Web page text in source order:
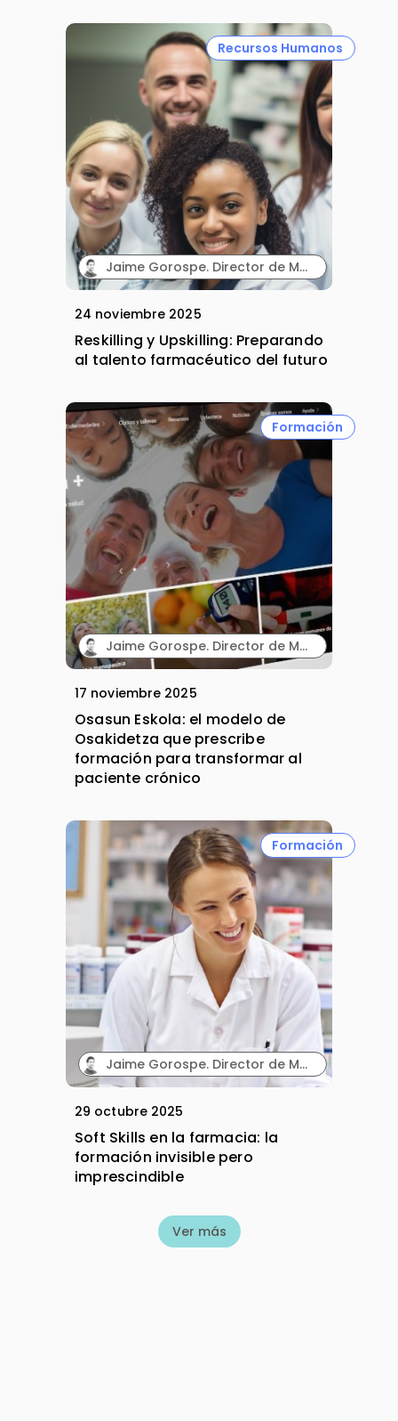
Recursos Humanos
Jaime Gorospe. Director de Marketing. Wetak.
24 noviembre 2025
Reskilling y Upskilling: Preparando
al talento farmacéutico del futuro
Formación
Jaime Gorospe. Director de Marketing. Wetak.
17 noviembre 2025
Osasun Eskola: el modelo de
Osakidetza que prescribe
formación para transformar al
paciente crónico
Formación
Jaime Gorospe. Director de Marketing. Wetak.
29 octubre 2025
Soft Skills en la farmacia: la
formación invisible pero
imprescindible
Ver más